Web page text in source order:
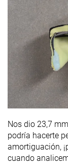
Nos dio 23,7
podría hacerte
amortiguación,
cuando